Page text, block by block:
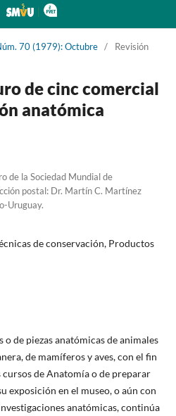
70 (1979): Octubre / Revisión
de cinc comercial
anatómica
de la Sociedad Mundial de
postal: Dr. Martín C. Martínez
Uruguay.
de conservación, Productos
o de piezas anatómicas de animales
de mamíferos y aves, con el fin
de Anatomía o de preparar
exposición en el museo, o aún con
anatómicas, continúa